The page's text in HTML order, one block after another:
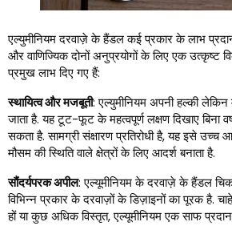
एल्युमीनियम दरवाज़े के हैंडल कई प्रकार के लाभ
और वाणिज्यिक दोनों अनुप्रयोगों के लिए एक उत्कृष्ट
प्रमुख लाभ दिए गए हैं:
स्थायित्व और मजबूती: एल्युमीनियम अपनी हल्की
जाता है. यह टूट-फूट के महत्वपूर्ण लक्षण दिखाए बिना
सकता है. सामग्री संक्षारण प्रतिरोधी है, यह इसे उच्च
मौसम की स्थिति वाले क्षेत्रों के लिए आदर्श बनाता है.
सौंदर्यपरक अपील: एल्यूमीनियम के दरवाज़े के हैंडल
विभिन्न प्रकार के दरवाज़ों के डिज़ाइनों का पूरक है.
हों या कुछ अधिक विस्तृत, एल्यूमीनियम एक साफ